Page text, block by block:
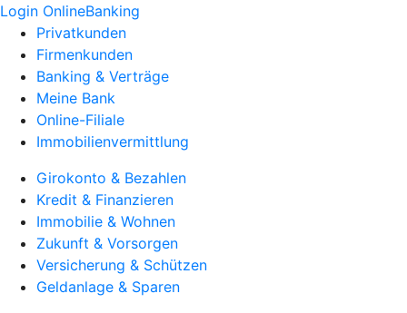
Login OnlineBanking
Privatkunden
Firmenkunden
Banking & Verträge
Meine Bank
Online-Filiale
Immobilienvermittlung
Girokonto & Bezahlen
Kredit & Finanzieren
Immobilie & Wohnen
Zukunft & Vorsorgen
Versicherung & Schützen
Geldanlage & Sparen